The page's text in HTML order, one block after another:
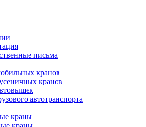
письма
кранов
кранов
автотранспорта
краны
краны